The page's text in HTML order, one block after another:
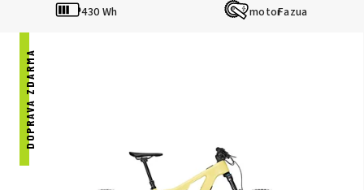
430 Wh Fazua
DOPRAVA ZDARMA